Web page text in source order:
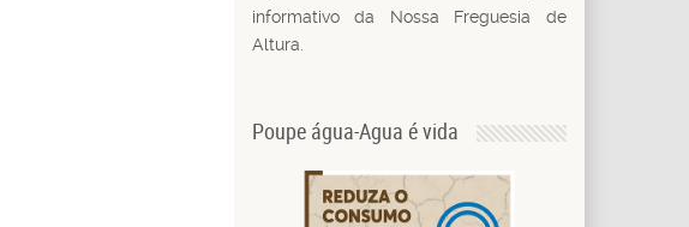
informativo da Nossa Freguesia de
Altura.
Poupe água-Agua é vida